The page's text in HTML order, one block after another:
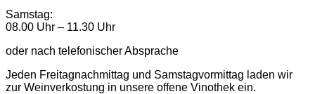
Samstag:
08.00 Uhr – 11.30 Uhr
oder nach telefonischer Absprache
Jeden Freitagnachmittag und Samstagvormittag laden wir
zur Weinverkostung in unsere offene Vinothek ein.